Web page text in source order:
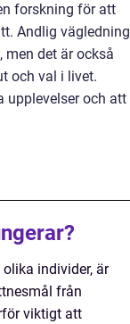
forskning för att
Andlig vägledning
det är också
och val i livet.
upplevelser och att
individer, är
från
viktigt att